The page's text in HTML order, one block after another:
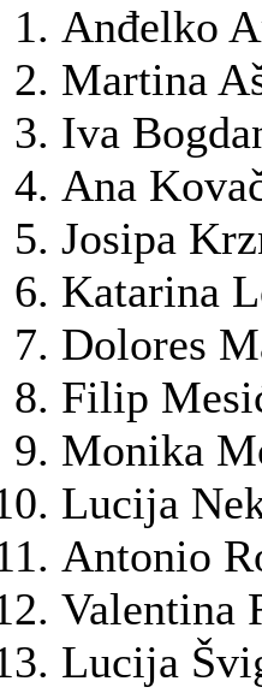
Anđelko
Martina
Iva
Ana
Josipa
Katarina
Dolores
Filip
Monika
Lucija
Antonio
Valentina
Lucija